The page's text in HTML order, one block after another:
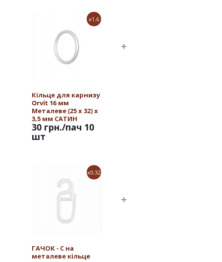
x1.6
Кільце для карнизу
Orvit 16 мм
Металеве (25 х 32) х
3,5 мм САТИН
30 грн./пач 10
шт
x0.32
ГАЧОК - С на
металеве кільце